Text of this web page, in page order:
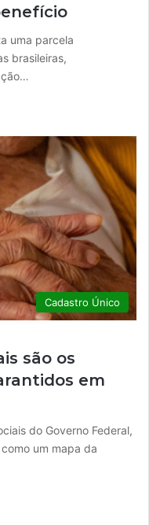
uma parcela
brasileiras,
Cadastro Único
são os
em
do Governo Federal,
um mapa da